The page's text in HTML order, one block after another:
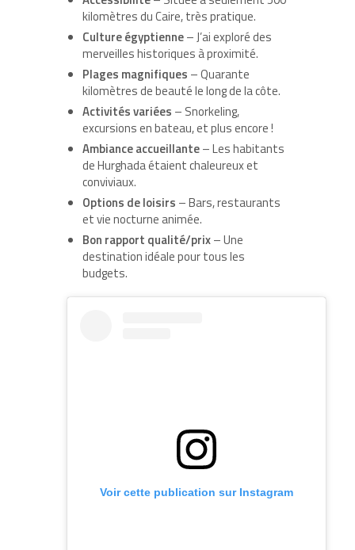
kilomètres du Caire, très pratique.
Culture égyptienne– J’ai exploré des
merveilles historiques à proximité.
Plages magnifiques – Quarante
kilomètres de beauté le long de la côte.
Activités variées – Snorkeling,
excursions en bateau, et plus encore !
Ambiance accueillante– Les habitants
de Hurghada étaient chaleureux et
conviviaux.
Options de loisirs – Bars, restaurants
et vie nocturne animée.
Bon rapport qualité/prix– Une
destination idéale pour tous les
budgets.
Voir cette publication sur Instagram